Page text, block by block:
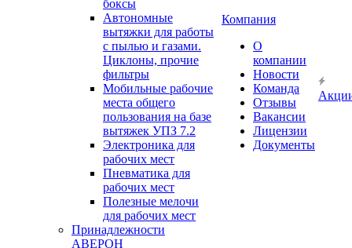
боксы
Автономные
вытяжки для работы
с пылью и газами.
Циклоны, прочие
фильтры
Мобильные рабочие
места общего
пользования на базе
вытяжек УПЗ 7.2
Электроника для
рабочих мест
Пневматика для
рабочих мест
Полезные мелочи
для рабочих мест
Принадлежности
АВЕРОН
Компания
О
компании
Новости
Команда
Отзывы
Вакансии
Лицензии
Документы